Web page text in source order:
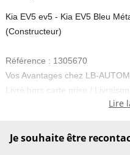
Kia EV5 ev5 - Kia EV5 Bleu
(Constructeur)
Référence : 1305670
Vos Avantages chez LB-
Livré hors carte grise /
hors 31 / Pas d’avance deLire
Je souhaite être